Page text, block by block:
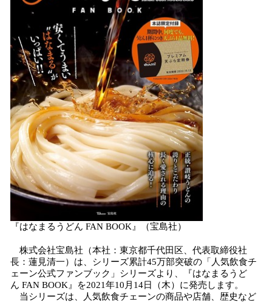
み
中
で
す
『はなまるうどん FAN BOOK』（宝島社）
株式会社宝島社（本社：東京都千代田区、代表取締役社
長：蓮見清一）は、シリーズ累計45万部突破の「人気飲食チ
ェーン公式ファンブック」シリーズより、『はなまるうど
ん FAN BOOK』を2021年10月14日（木）に発売します。
当シリーズは、人気飲食チェーンの商品や店舗、歴史など